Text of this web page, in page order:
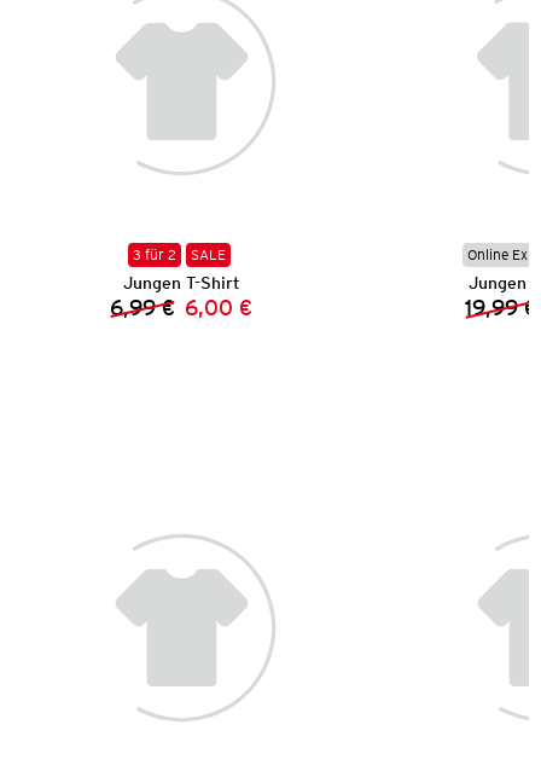
3 für 2 SALE
Jungen T-Shirt
Vorheriger Preis:
6,99 € Neuer Preis:
6,00 €
Online
Jungen
19,99 €